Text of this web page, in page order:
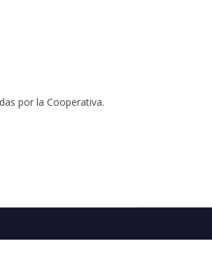
por la Cooperativa.